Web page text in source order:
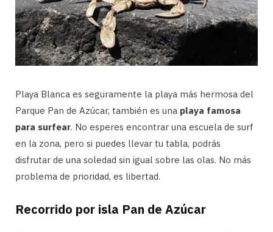
Playa Blanca es seguramente la playa más hermosa del
Parque Pan de Azúcar, también es una playa famosa
para surfear. No esperes encontrar una escuela de surf
en la zona, pero si puedes llevar tu tabla, podrás
disfrutar de una soledad sin igual sobre las olas. No más
problema de prioridad, es libertad.
Recorrido por isla Pan de Azúcar